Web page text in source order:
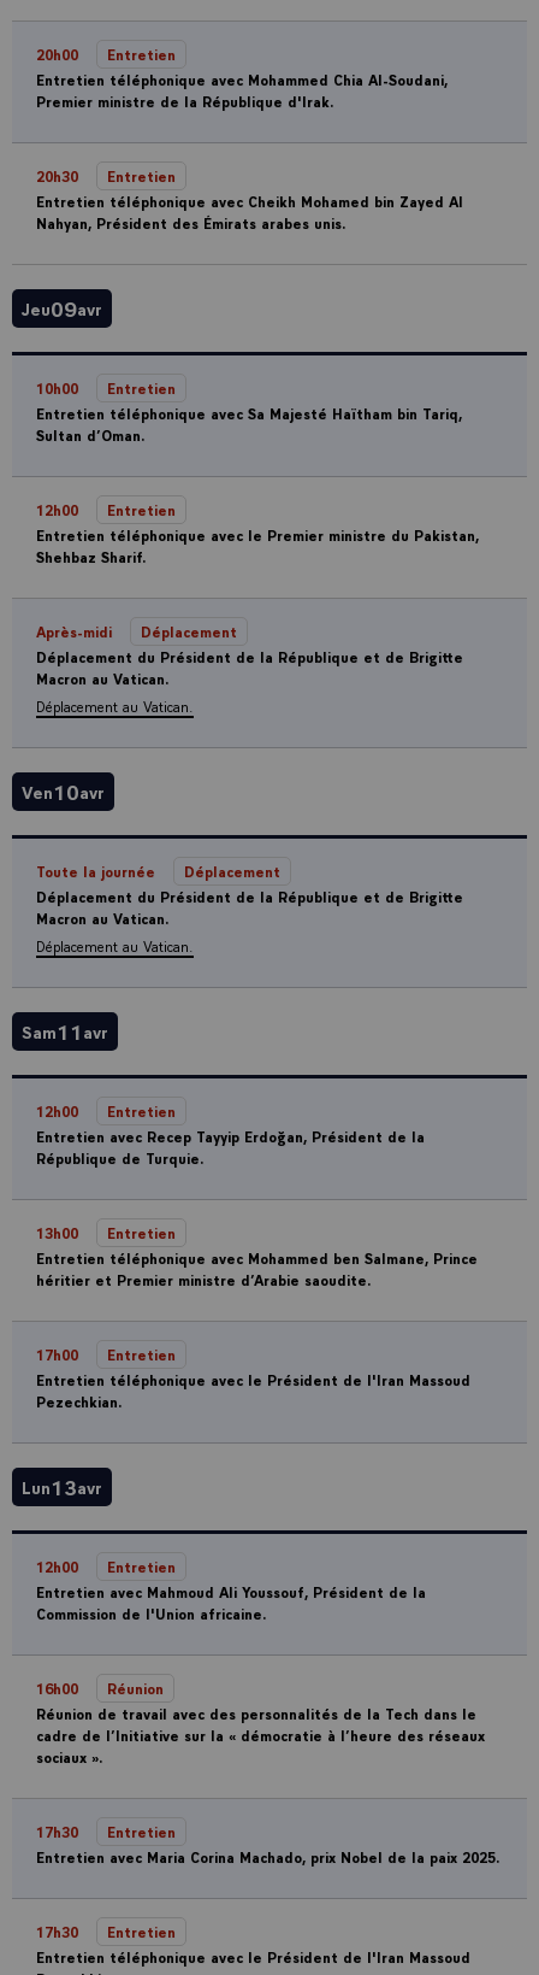
20h00
Entretien
Entretien téléphonique avec Mohammed Chia Al-Soudani,
Premier ministre de la République d'Irak.
20h30
Entretien
Entretien téléphonique avec Cheikh Mohamed bin Zayed Al
Nahyan, Président des Émirats arabes unis.
Jeu09avr
10h00
Entretien
Entretien téléphonique avec Sa Majesté Haïtham bin Tariq,
Sultan d’Oman.
12h00
Entretien
Entretien téléphonique avec le Premier ministre du Pakistan,
Shehbaz Sharif.
Après-midi
Déplacement
Déplacement du Président de la République et de Brigitte
Macron au Vatican.
Déplacement au Vatican.
Ven10avr
Toute la journée
Déplacement
Déplacement du Président de la République et de Brigitte
Macron au Vatican.
Déplacement au Vatican.
Sam11 avr
12h00
Entretien
Entretien avec Recep Tayyip Erdoğan, Président de la
République de Turquie.
13h00
Entretien
Entretien téléphonique avec Mohammed ben Salmane, Prince
héritier et Premier ministre d’Arabie saoudite.
17h00
Entretien
Entretien téléphonique avec le Président de l'Iran Massoud
Pezechkian.
Lun13avr
12h00
Entretien
Entretien avec Mahmoud Ali Youssouf, Président de la
Commission de l'Union africaine.
16h00
Réunion
Réunion de travail avec des personnalités de la Tech dans le
cadre de l’Initiative sur la « démocratie à l’heure des réseaux
sociaux ».
17h30
Entretien
Entretien avec Maria Corina Machado, prix Nobel de la paix 2025.
17h30
Entretien
Entretien téléphonique avec le Président de l'Iran Massoud